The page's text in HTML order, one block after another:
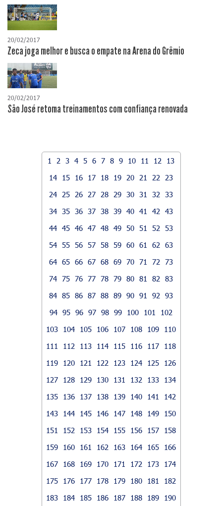
20/02/2017
Zeca joga melhor e busca o empate na Arena do Grêmio
20/02/2017
São José retoma treinamentos com confiança renovada
1 2 3 4 5 6 7 8 9 10 11 12
13
14
15 16 17 18 19 20 21 22
23
24
25 26 27 28 29 30 31 32
33
34 35 36 37 38 39 40 41 42
43
44 45 46 47 48 49 50 51 52
53
54 55 56 57 58 59 60 61 62
63
64 65 66 67 68 69 70 71 72
73
74 75 76 77 78 79 80 81 82
83
84 85 86 87 88 89 90 91 92
93
94 95 96 97 98 99 100 101
102
103
104 105 106 107 108 109
110
111
112 113 114 115 116 117
118
119
120 121 122 123 124 125
126
127
128 129 130 131 132 133
134
135
136 137 138 139 140 141
142
143
144 145 146 147 148 149
150
151
152 153 154 155 156 157
158
159
160 161 162 163 164 165
166
167
168 169 170 171 172 173
174
175
176 177 178 179 180 181
182
183
184 185 186 187 188 189
190